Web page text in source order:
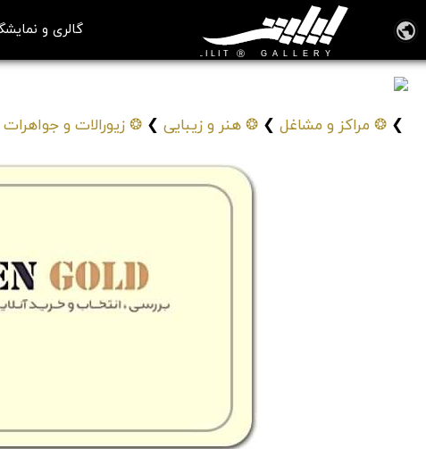
گالری و
❯ ❂ مراکز و مشاغل ❯ ❂ هنر و زیبایی ❯ ❂ زیورالات و جواهرات